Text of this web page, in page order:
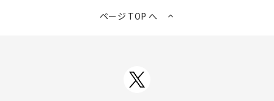
ページ TOP へ